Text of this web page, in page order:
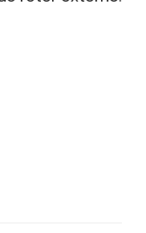
products for